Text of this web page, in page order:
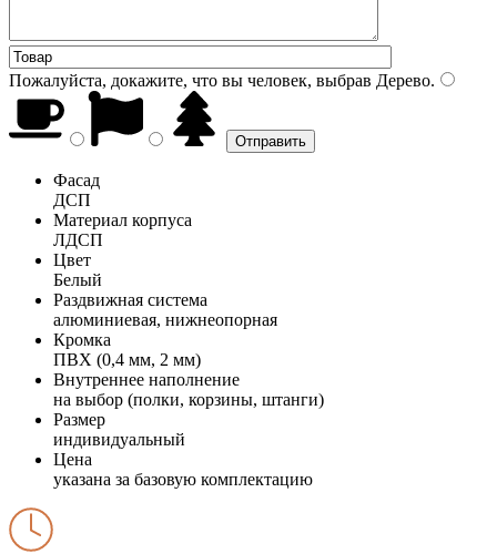
Пожалуйста, докажите, что вы человек, выбрав Дерево.
Фасад
ДСП
Материал корпуса
ЛДСП
Цвет
Белый
Раздвижная система
алюминиевая, нижнеопорная
Кромка
ПВХ (0,4 мм, 2 мм)
Внутреннее наполнение
на выбор (полки, корзины, штанги)
Размер
индивидуальный
Цена
указана за базовую комплектацию